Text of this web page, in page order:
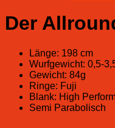
Der
Länge: 198 cm
Wurfgewicht: 0,5-
Gewicht: 84g
Ringe: Fuji
Blank: High
Semi Parabolisch